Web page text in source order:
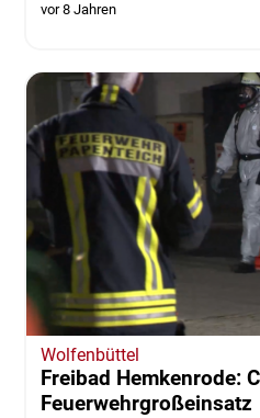
vor 8 Jahren
Wolfenbüttel
Freibad Hemkenrode:
Feuerwehrgroßeinsatz